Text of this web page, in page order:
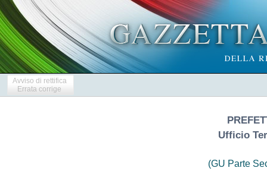
Avviso di rettifica
Errata corrige
Ufficio
(GU Parte